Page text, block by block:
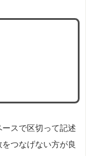
スで区切って記述
つなげない方が良